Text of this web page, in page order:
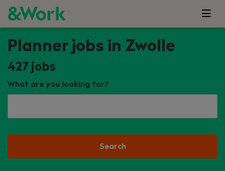
Planner jobs in Zwolle
427 jobs
What are you looking for?
Search